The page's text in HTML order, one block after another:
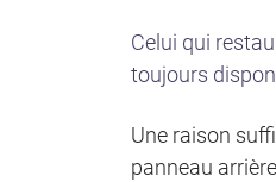
Celui qui
toujours
Une raison
panneau